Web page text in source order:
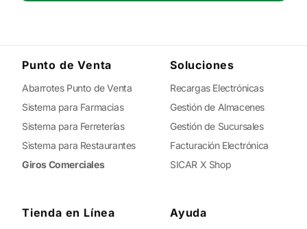
Punto de Venta
Abarrotes Punto de Venta
Sistema para Farmacias
Sistema para Ferreterías
Sistema para Restaurantes
Giros Comerciales
Soluciones
Recargas Electrónicas
Gestión de Almacenes
Gestión de Sucursales
Facturación Electrónica
SICAR X Shop
Tienda en Línea Ayuda